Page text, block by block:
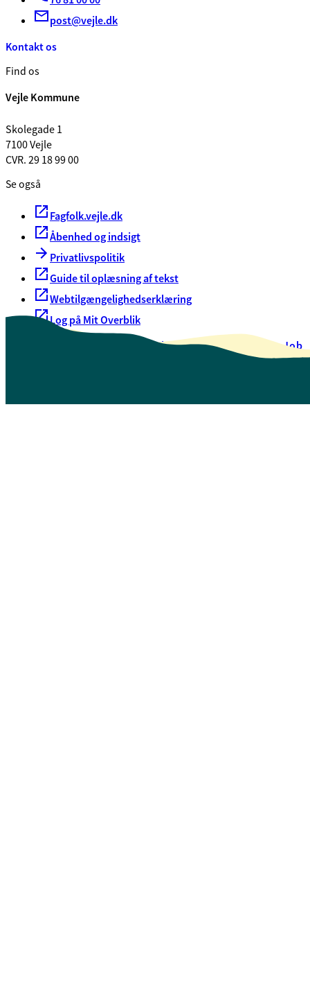
post@vejle.dk
Kontakt os
Find os
Vejle Kommune
Skolegade 1
7100 Vejle
CVR. 29 18 99 00
Se også
Fagfolk.vejle.dk
Åbenhed og indsigt
Privatlivspolitik
Guide til oplæsning af tekst
Webtilgængelighedserklæring
Log på Mit Overblik
Oversigt over selvbetjeningJob